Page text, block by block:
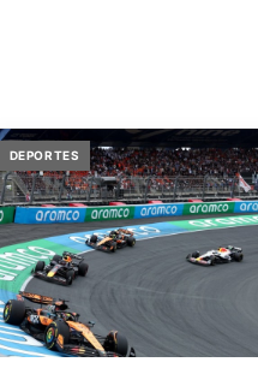
DEPORTES